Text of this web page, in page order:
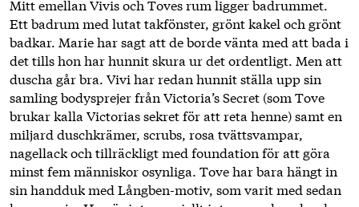
Mitt emellan Vivis och Toves rum ligger badrummet.
Ett badrum med lutat takfönster, grönt kakel och grönt
badkar. Marie har sagt att de borde vänta med att bada i
det tills hon har hunnit skura ur det ordentligt. Men att
duscha går bra. Vivi har ­redan hunnit ställa upp sin
samling bodysprejer från Victoria’s Secret (som Tove
brukar kalla Victorias sekret för att reta henne) samt en
miljard duschkrämer, scrubs, rosa tvättsvampar,
nagellack och tillräckligt med foundation för att göra
minst fem människor osynliga. Tove har bara hängt in
sin handduk med Långben-motiv, som varit med sedan